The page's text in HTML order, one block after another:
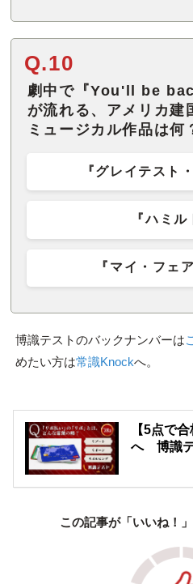
Q.10
劇中で『You'll be
が流れる、アメリカ建
ミュージカル作品は何
『グレイテスト
『ハミル
『マイ・フェ
博識テストのバックナンバーは
めたい方は常識Knockへ。
【5点で
へ 博識
この記事が「いいね！